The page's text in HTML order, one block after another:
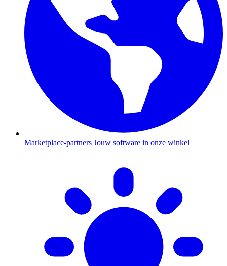
Marketplace-partners Jouw software in onze winkel